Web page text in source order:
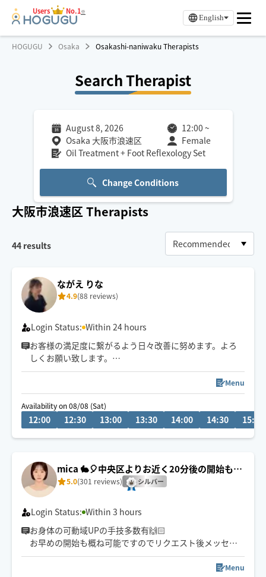
Users No.1※
English
HOGUGU Osaka Osakashi-naniwaku Therapists
Search Therapist
August 8, 2026 12:00 ~
Osaka 大阪市浪速区
Female
Oil Treatment + Foot Reflexology Set
Change Conditions
大阪市浪速区Therapists
44 results
ながえ りな
4.9(88 reviews)
Login Status: Within 24 hours
お客様の満足度に繋がるよう日々改善に努めます。よろ
しくお願い致します。
🌿‬ゆったりした癒されるオイルトリートメントと、ピン
ポイントにコリをほぐす、もみほぐしが得意です⭐️
ご予約お待ちしております。
心臓疾患、高血圧の方の施術は致しかねます。
鼠径部周りの施術もNG
飲酒もなるべくお控えください。
Menu
Availability on 08/08 (Sat)
12:00 12:30 13:00 13:30 14:00 14:30 15:00
mica 🐇🎈中央区よりお近く20分後の開始も可
能です🐥🍀
5.0(301 reviews) シルバー
Login Status: Within 3 hours
お身体の可動域UPの手技多数有🙌🏻
お早めの開始も概ね可能ですのでリクエスト後メッセー
ジ頂ければ対応致します🫶🏻
Menu